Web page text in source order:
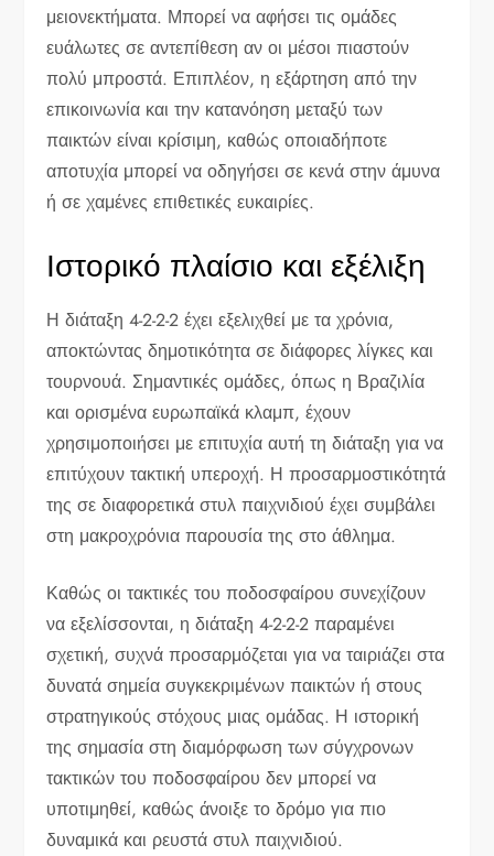
μειονεκτήματα. Μπορεί να αφήσει τις ομάδες
ευάλωτες σε αντεπίθεση αν οι μέσοι πιαστούν
πολύ μπροστά. Επιπλέον, η εξάρτηση από την
επικοινωνία και την κατανόηση μεταξύ των
παικτών είναι κρίσιμη, καθώς οποιαδήποτε
αποτυχία μπορεί να οδηγήσει σε κενά στην άμυνα
ή σε χαμένες επιθετικές ευκαιρίες.
Ιστορικό πλαίσιο και εξέλιξη
Η διάταξη 4-2-2-2 έχει εξελιχθεί με τα χρόνια,
αποκτώντας δημοτικότητα σε διάφορες λίγκες και
τουρνουά. Σημαντικές ομάδες, όπως η Βραζιλία
και ορισμένα ευρωπαϊκά κλαμπ, έχουν
χρησιμοποιήσει με επιτυχία αυτή τη διάταξη για να
επιτύχουν τακτική υπεροχή. Η προσαρμοστικότητά
της σε διαφορετικά στυλ παιχνιδιού έχει συμβάλει
στη μακροχρόνια παρουσία της στο άθλημα.
Καθώς οι τακτικές του ποδοσφαίρου συνεχίζουν
να εξελίσσονται, η διάταξη 4-2-2-2 παραμένει
σχετική, συχνά προσαρμόζεται για να ταιριάζει στα
δυνατά σημεία συγκεκριμένων παικτών ή στους
στρατηγικούς στόχους μιας ομάδας. Η ιστορική
της σημασία στη διαμόρφωση των σύγχρονων
τακτικών του ποδοσφαίρου δεν μπορεί να
υποτιμηθεί, καθώς άνοιξε το δρόμο για πιο
δυναμικά και ρευστά στυλ παιχνιδιού.